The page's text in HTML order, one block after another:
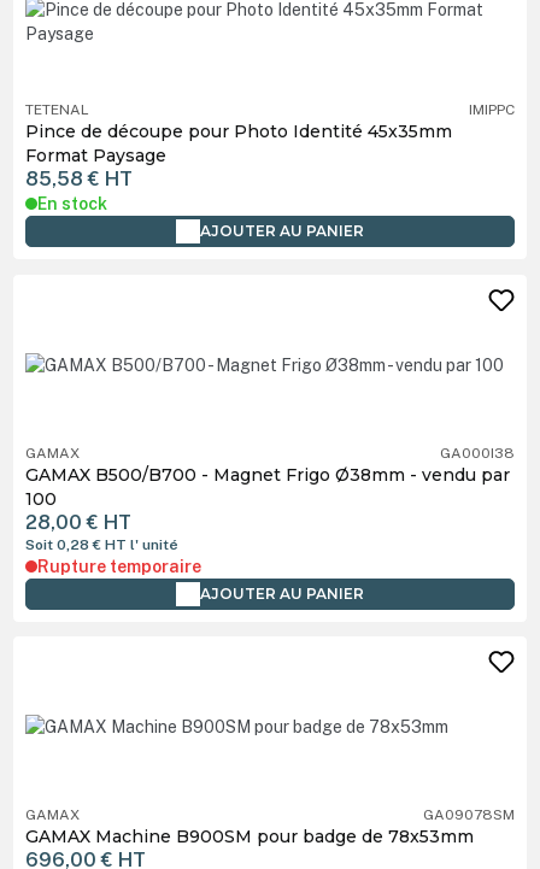
TETENAL IMIPPC
Pince de découpe pour Photo Identité 45x35mm
Format Paysage
85,58 € HT
En stock
AJOUTER AU PANIER
GAMAX GA000I38
GAMAX B500/B700 - Magnet Frigo Ø38mm - vendu par
100
28,00 € HT
Soit 0,28 €HTl' unité
Rupture temporaire
AJOUTER AU PANIER
GAMAX GA09078SM
GAMAX Machine B900SM pour badge de 78x53mm
696,00 € HT